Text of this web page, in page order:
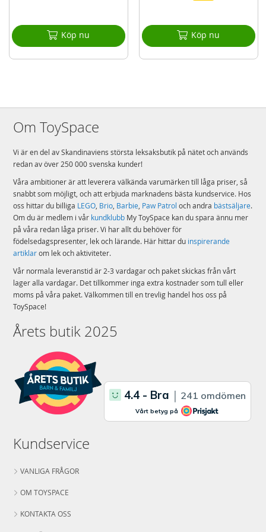
genom ett digitalt byggäventyr, där de kan zooma in och rotera set med
3D-instruktioner, och spara och hålla reda på sina framsteg
DIMENSIONER – Set med 161 delar, med en modell som är 11 cm hög, 13
cm bred och 12 cm djup
Ålder: från 5 år
information
EAN 5702018054901
Varumärke LEGO
Köp nu Köp nu
Om ToySpace
Vi är en del av Skandinaviens största leksaksbutik på nätet och används
redan av över 250 000 svenska kunder!
Våra ambitioner är att leverera välkända varumärken till låga priser, så
snabbt som möjligt, och att erbjuda marknadens bästa kundservice. Hos
oss hittar du billiga LEGO, Brio, Barbie, Paw Patrol och andra bästsäljare.
Om du är medlem i vår kundklubb My ToySpace kan du spara ännu mer
på våra redan låga priser. Vi har allt du behöver för
födelsedagspresenter, lek och lärande. Här hittar du inspirerande
artiklarom lek och aktiviteter.
Vår normala leveranstid är 2-3 vardagar och paket skickas från vårt
lager alla vardagar. Det tillkommer inga extra kostnader som tull eller
moms på våra paket. Välkommen till en trevlig handel hos oss på
ToySpace!
Årets butik 2025
Kundservice
VANLIGA FRÅGOR
OM TOYSPACE
KONTAKTA OSS